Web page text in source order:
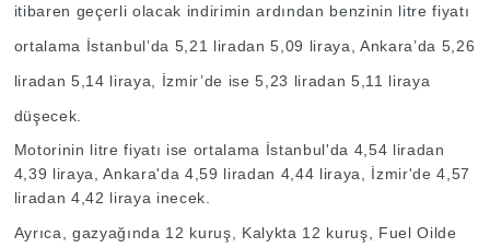
itibaren geçerli olacak indirimin ardından benzinin litre fiyatı
ortalama İstanbul’da 5,21 liradan 5,09 liraya, Ankara’da 5,26
liradan 5,14 liraya, İzmir’de ise 5,23 liradan 5,11 liraya
düşecek.
Motorinin litre fiyatı ise ortalama İstanbul'da 4,54 liradan
4,39 liraya, Ankara'da 4,59 liradan 4,44 liraya, İzmir'de 4,57
liradan 4,42 liraya inecek.
Ayrıca, gazyağında 12 kuruş, Kalykta 12 kuruş, Fuel Oilde